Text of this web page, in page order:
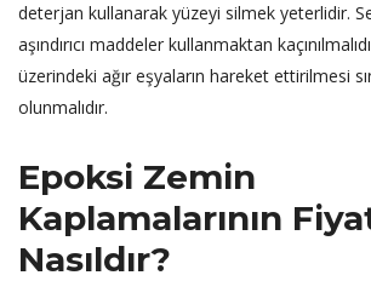
deterjan kullanarak yüzeyi silmek yeterlidir.
aşındırıcı maddeler kullanmaktan
üzerindeki ağır eşyaların hareket ettirilmesi
olunmalıdır.
Epoksi Zemin
Kaplamalarının
Nasıldır?